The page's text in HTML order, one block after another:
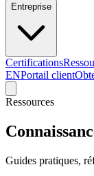
Entreprise
Certifications
ENPortail client
Ressources
Guides pratiques,